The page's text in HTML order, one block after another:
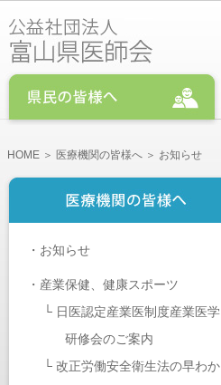
HOME ＞ 医療機関の皆様へ ＞ お知らせ
・ お知らせ
・ 産業保健、健康スポーツ
└ 日医認定産業医制度産業医学
研修会のご案内
└ 改正労働安全衛生法の早わか